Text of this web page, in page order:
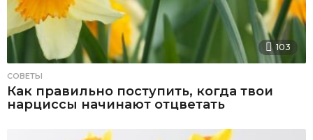
103
СОВЕТЫ
Как правильно поступить, когда твои
нарциссы начинают отцветать